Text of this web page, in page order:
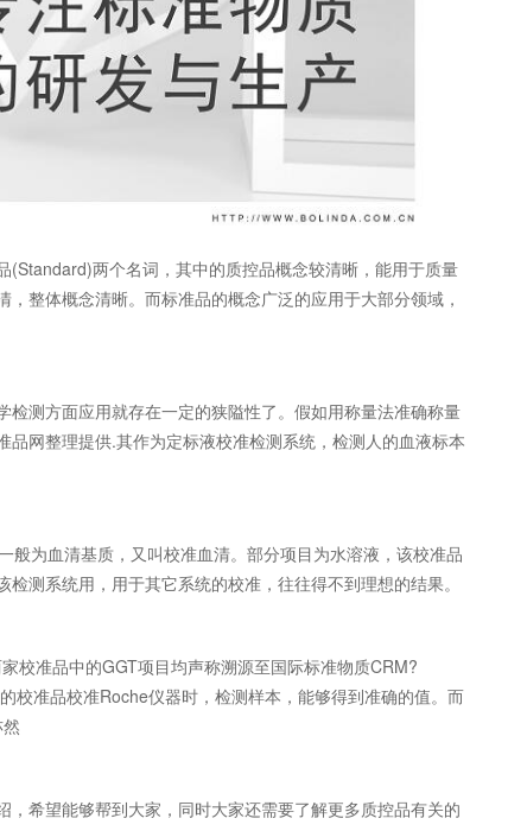
两个名词，其中的质控品概念较清晰，能用于质量
整体概念清晰。而标准品的概念广泛的应用于大部分领域，
测方面应用就存在一定的狭隘性了。假如用称量法准确称量
网整理提供.其作为定标液校准检测系统，检测人的血液标本
为血清基质，又叫校准血清。部分项目为水溶液，该校准品
测系统用，用于其它系统的校准，往往得不到理想的结果。
校准品中的GGT项目均声称溯源至国际标准物质CRM?
校准品校准Roche仪器时，检测样本，能够得到准确的值。而
希望能够帮到大家，同时大家还需要了解更多质控品有关的